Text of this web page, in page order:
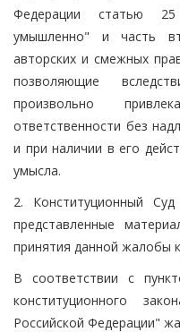
Федерации статью 25
умышленно" и часть
авторских и смежных
позволяющие
произвольно
ответственности без
и при наличии в его
умысла.
2. Конституционный
представленные
принятия данной жалобы
В соответствии с
конституционного
Российской Федерации"